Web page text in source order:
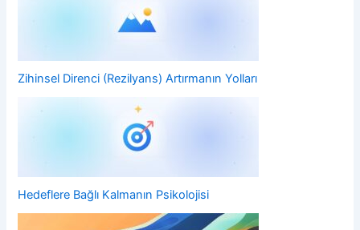
Zihinsel Direnci (Rezilyans) Artırmanın Yolları
Hedeflere Bağlı Kalmanın Psikolojisi